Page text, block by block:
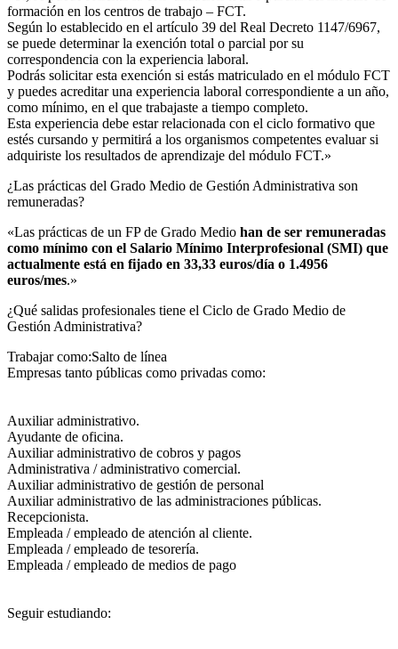
formación en los centros de trabajo – FCT.
Según lo establecido en el artículo 39 del Real Decreto 1147/6967,
se puede determinar la exención total o parcial por su
correspondencia con la experiencia laboral.
Podrás solicitar esta exención si estás matriculado en el módulo FCT
y puedes acreditar una experiencia laboral correspondiente a un año,
como mínimo, en el que trabajaste a tiempo completo.
Esta experiencia debe estar relacionada con el ciclo formativo que
estés cursando y permitirá a los organismos competentes evaluar si
adquiriste los resultados de aprendizaje del módulo FCT.»
¿Las prácticas del Grado Medio de Gestión Administrativa son
remuneradas?​
«Las prácticas de un FP de Grado Medio han de ser remuneradas
como mínimo con el Salario Mínimo Interprofesional (SMI) que
actualmente está en fijado en 33,33 euros/día o 1.4956
euros/mes.»
¿Qué salidas profesionales tiene el Ciclo de Grado Medio de
Gestión Administrativa?​
Trabajar como:Salto de línea
Empresas tanto públicas como privadas como:
Auxiliar administrativo.
Ayudante de oficina.
Auxiliar administrativo de cobros y pagos
Administrativa / administrativo comercial.
Auxiliar administrativo de gestión de personal
Auxiliar administrativo de las administraciones públicas.
Recepcionista.
Empleada / empleado de atención al cliente.
Empleada / empleado de tesorería.
Empleada / empleado de medios de pago
Seguir estudiando: